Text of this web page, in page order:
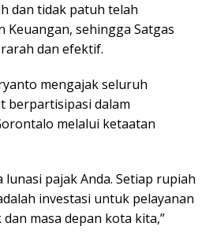
dan tidak patuh telah
Keuangan, sehingga Satgas
dan efektif.
mengajak seluruh
berpartisipasi dalam
melalui ketaatan
lunasi pajak Anda. Setiap rupiah
investasi untuk pelayanan
masa depan kota kita,”